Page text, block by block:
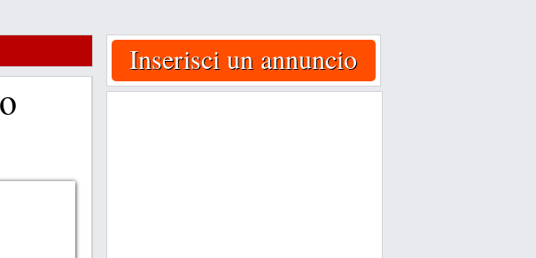
Inserisci un annuncio